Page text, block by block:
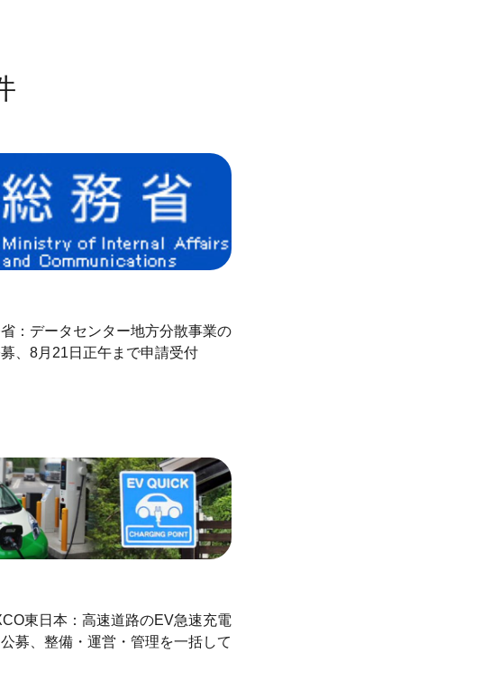
省：データセンター地方分散事業の
、8月21日正午まで申請受付
東日本：高速道路のEV急速充電
募、整備・運営・管理を一括して